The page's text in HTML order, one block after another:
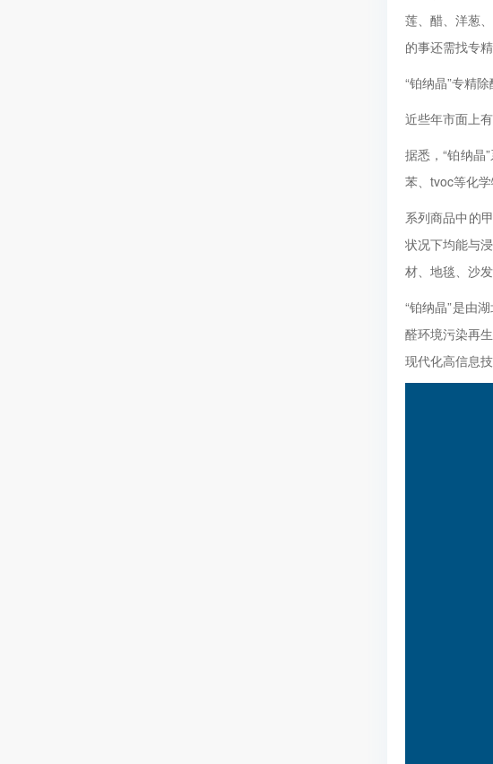
莲、醋、洋葱
的事还需找专
“铂纳晶”专精
近些年市面上
据悉，“铂纳晶
苯、tvoc等化
系列商品中的
状况下均能与
材、地毯、沙
“铂纳晶”是由
醛环境污染再
现代化高信息